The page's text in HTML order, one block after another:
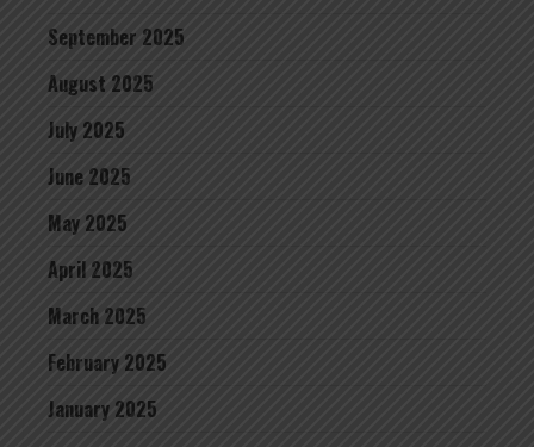
September 2025
August 2025
July 2025
June 2025
May 2025
April 2025
March 2025
February 2025
January 2025